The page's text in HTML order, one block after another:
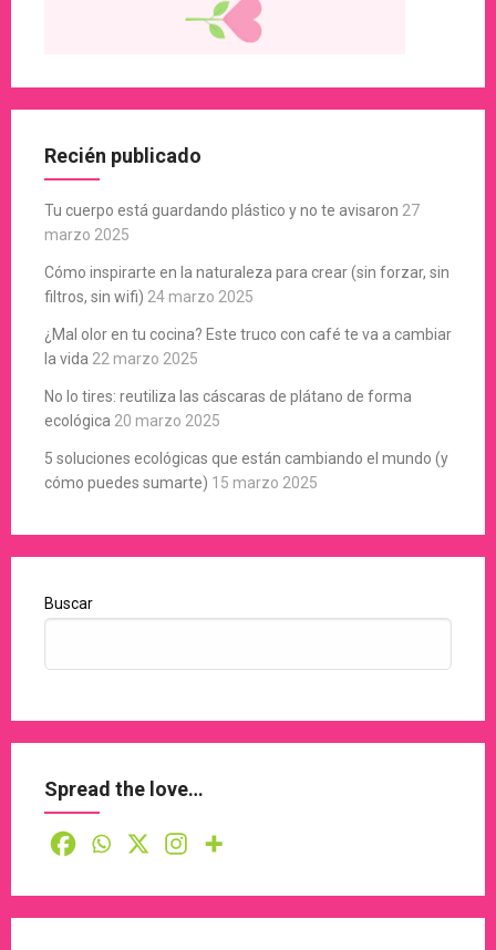
Recién publicado
Tu cuerpo está guardando plástico y no te avisaron 27
marzo 2025
Cómo inspirarte en la naturaleza para crear (sin forzar, sin
filtros, sin wifi) 24 marzo 2025
¿Mal olor en tu cocina? Este truco con café te va a cambiar
la vida 22 marzo 2025
No lo tires: reutiliza las cáscaras de plátano de forma
ecológica 20 marzo 2025
5 soluciones ecológicas que están cambiando el mundo (y
cómo puedes sumarte) 15 marzo 2025
Buscar
Spread the love…